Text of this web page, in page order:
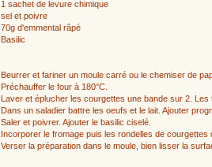
1 sachet de levure chimique
sel et poivre
70g d'emmental râpé
Basilic
Beurrer et fariner un moule carré ou le chemiser de
Préchauffer le four à 180°C.
Laver et éplucher les courgettes une bande sur 2. Les
Dans un saladier battre les oeufs et le lait. Ajouter
Saler et poivrer. Ajouter le basilic ciselé.
Incorporer le fromage puis les rondelles de courgettes
Verser la préparation dans le moule, bien lisser la